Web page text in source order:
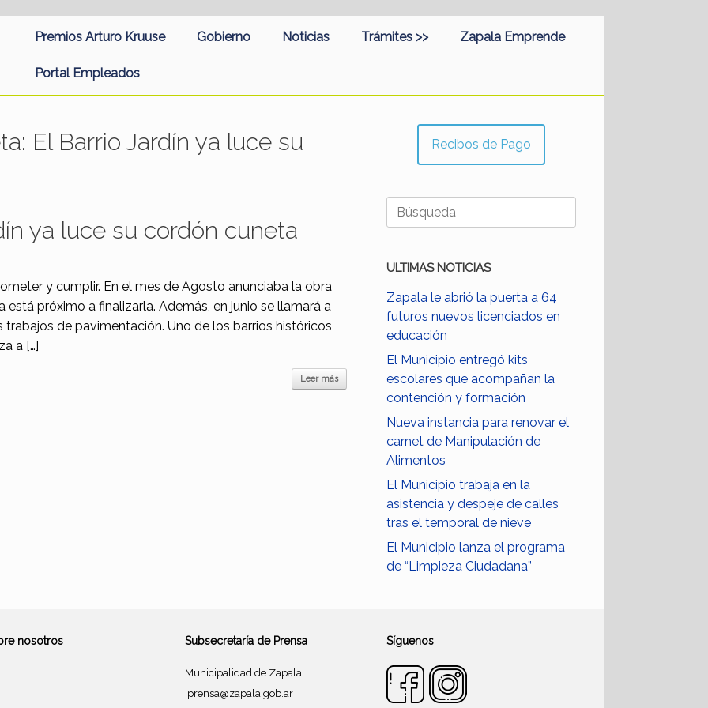
Premios Arturo Kruuse Gobierno Noticias Trámites >> Zapala Emprende
Portal Empleados
El Barrio Jardín ya luce su
ya luce su cordón cuneta
y cumplir. En el mes de Agosto anunciaba la obra
próximo a finalizarla. Además, en junio se llamará a
trabajos de pavimentación. Uno de los barrios históricos
a […]
Leer más
Recibos de Pago
Buscar:
ULTIMAS NOTICIAS
Zapala le abrió la puerta a 64
futuros nuevos licenciados en
educación
El Municipio entregó kits
escolares que acompañan la
contención y formación
Nueva instancia para renovar el
carnet de Manipulación de
Alimentos
El Municipio trabaja en la
asistencia y despeje de calles
tras el temporal de nieve
El Municipio lanza el programa
de “Limpieza Ciudadana”
nosotros Subsecretaría de Prensa
Municipalidad de Zapala
prensa@zapala.gob.ar
Síguenos